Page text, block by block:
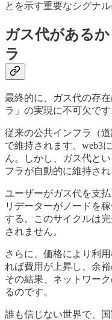
とを示す重要なシグナル
ガス代がある
ラ
最終的に、ガス代の存
ラ」の実現に不可欠です
従来の公共インフラ（
で維持されます。web3
ん。しかし、ガス代と
フラが自動的に維持さ
ユーザーがガス代を支
リデーターがノードを
する。このサイクルは
されません。
さらに、価格により利
れば費用が上昇し、余
その結果、ネットワー
るのです。
誰も信じない世界で、